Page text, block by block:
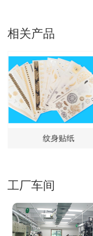
相关产品
纹身贴纸
工厂车间